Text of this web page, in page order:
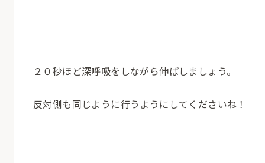
２０秒ほど深呼吸をしながら伸ばしましょう。
反対側も同じように行うようにしてくださいね！